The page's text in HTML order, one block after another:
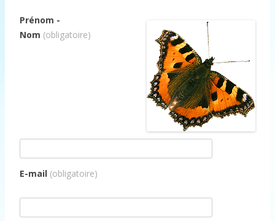
Prénom -
Nom (obligatoire)
E-mail (obligatoire)